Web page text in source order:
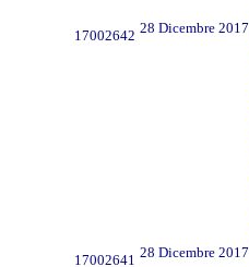
17002642 28 Dicembre 2017
17002641 28 Dicembre 2017